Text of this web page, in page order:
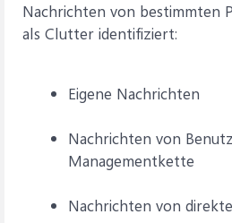
Nachrichten von bestimmten
als Clutter identifiziert:
Eigene Nachrichten
Nachrichten von
Managementkette
Nachrichten von